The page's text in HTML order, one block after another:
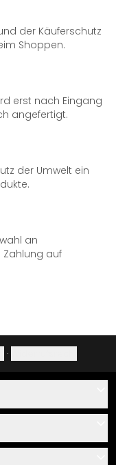
der Käuferschutz
Shoppen.
erst nach Eingang
angefertigt.
der Umwelt ein
an
auf
·